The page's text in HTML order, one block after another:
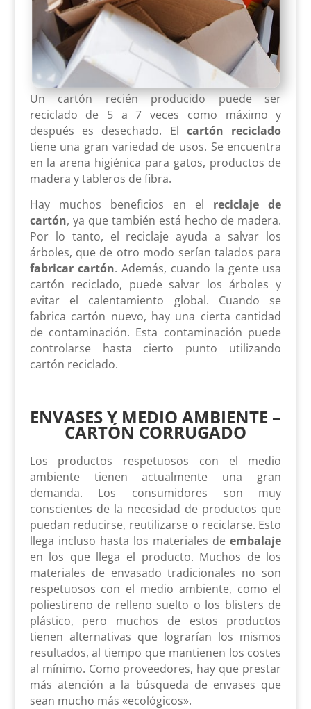
Un cartón recién producido puede ser
reciclado de 5 a 7 veces como máximo y
después es desechado. Elcartón reciclado
tiene una gran variedad de usos. Se encuentra
en la arena higiénica para gatos, productos de
madera y tableros de fibra.
Hay muchos beneficios en el reciclaje de
cartón, ya que también está hecho de madera.
Por lo tanto, el reciclaje ayuda a salvar los
árboles, que de otro modo serían talados para
fabricar cartón. Además, cuando la gente usa
cartón reciclado, puede salvar los árboles y
evitar el calentamiento global. Cuando se
fabrica cartón nuevo, hay una cierta cantidad
de contaminación. Esta contaminación puede
controlarse hasta cierto punto utilizando
cartón reciclado.
ENVASES Y MEDIO AMBIENTE –
CARTÓN CORRUGADO
Los productos respetuosos con el medio
ambiente tienen actualmente una gran
demanda. Los consumidores son muy
conscientes de la necesidad de productos que
puedan reducirse, reutilizarse o reciclarse. Esto
llega incluso hasta los materiales deembalaje
en los que llega el producto. Muchos de los
materiales de envasado tradicionales no son
respetuosos con el medio ambiente, como el
poliestireno de relleno suelto o los blisters de
plástico, pero muchos de estos productos
tienen alternativas que lograrían los mismos
resultados, al tiempo que mantienen los costes
al mínimo. Como proveedores, hay que prestar
más atención a la búsqueda de envases que
sean mucho más «ecológicos».